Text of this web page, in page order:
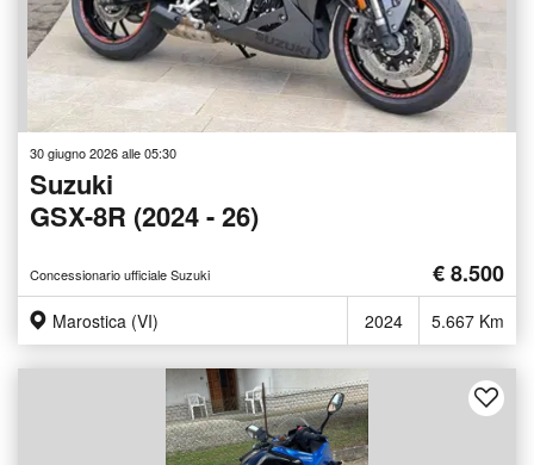
30 giugno 2026 alle 05:30
Suzuki
GSX-8R (2024 - 26)
Concessionario ufficiale Suzuki € 8.500
Marostica (VI) 2024 5.667 Km